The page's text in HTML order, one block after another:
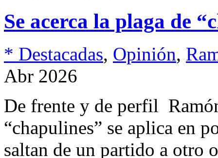
Se acerca la plaga de
* Destacadas, Opinión,
Abr 2026
De frente y de perfil
“chapulines” se aplica en
saltan de un partido a otro